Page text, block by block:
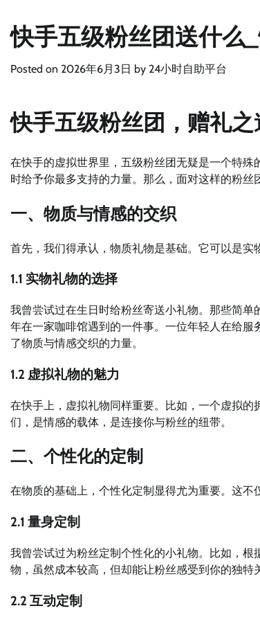
快手五级粉丝团送什么
Posted on 2026年6月3日 by 24小时自助平台
快手五级粉丝团，赠礼
在快手的虚拟世界里，五级粉丝团无疑是一个特
时给予你最多支持的力量。那么，面对这样的粉
一、物质与情感的交织
首先，我们得承认，物质礼物是基础。它可以是实
1.1 实物礼物的选择
我曾尝试过在生日时给粉丝寄送小礼物。那些简
年在一家咖啡馆遇到的一件事。一位年轻人在给
了物质与情感交织的力量。
1.2 虚拟礼物的魅力
在快手上，虚拟礼物同样重要。比如，一个虚拟
们，是情感的载体，是连接你与粉丝的纽带。
二、个性化的定制
在物质的基础上，个性化定制显得尤为重要。这不
2.1 量身定制
我曾尝试过为粉丝定制个性化的小礼物。比如，
物，虽然成本较高，但却能让粉丝感受到你的独特
2.2 互动定制